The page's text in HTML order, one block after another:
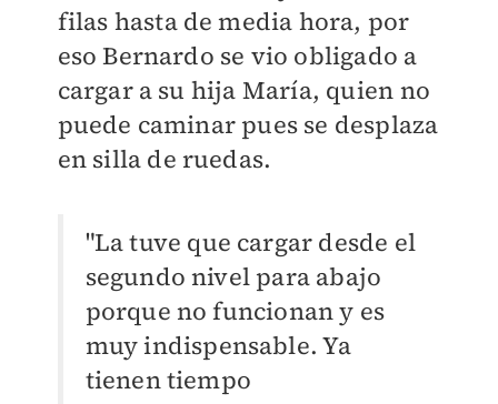
filas hasta de media hora, por
eso Bernardo se vio obligado a
cargar a su hija María, quien no
puede caminar pues se desplaza
en silla de ruedas.
"La tuve que cargar desde el
segundo nivel para abajo
porque no funcionan y es
muy indispensable. Ya
tienen tiempo